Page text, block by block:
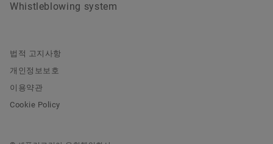
Whistleblowing system
법적 고지사항
개인정보보호
이용약관
Cookie Policy